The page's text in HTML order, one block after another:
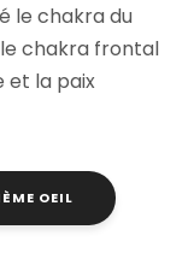
le chakra du
chakra frontal
et la paix
OEIL